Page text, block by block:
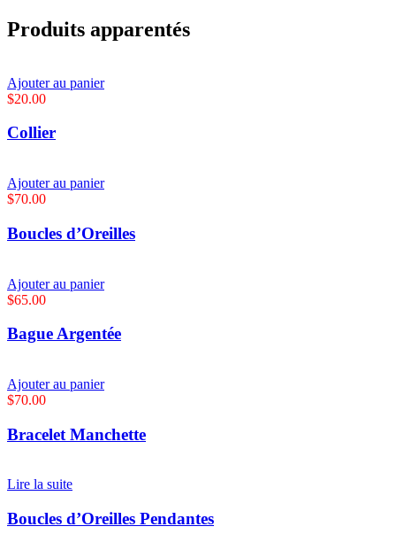
Produits apparentés
Ajouter au panier
$20.00
Collier
Ajouter au panier
$70.00
Boucles d’Oreilles
Ajouter au panier
$65.00
Bague Argentée
Ajouter au panier
$70.00
Bracelet Manchette
Lire la suite
Boucles d’Oreilles Pendantes